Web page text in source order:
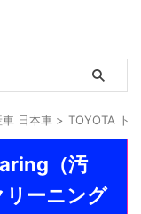
日本車 > TOYOTA ト
（汚
リーニング